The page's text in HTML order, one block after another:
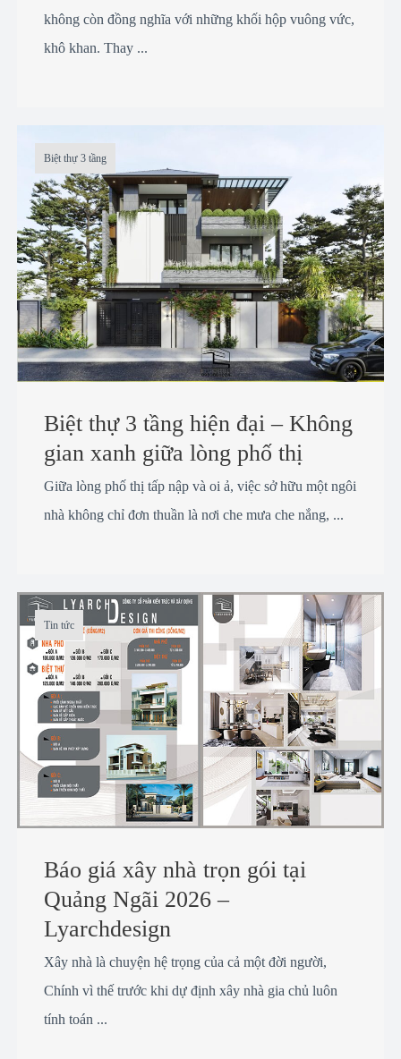
không còn đồng nghĩa với những khối hộp vuông vức,
khô khan. Thay ...
Biệt thự 3 tầng
Biệt thự 3 tầng hiện đại – Không
gian xanh giữa lòng phố thị
Giữa lòng phố thị tấp nập và oi ả, việc sở hữu một ngôi
nhà không chỉ đơn thuần là nơi che mưa che nắng, ...
Tin tức
Báo giá xây nhà trọn gói tại
Quảng Ngãi 2026 –
Lyarchdesign
Xây nhà là chuyện hệ trọng của cả một đời người,
Chính vì thế trước khi dự định xây nhà gia chủ luôn
tính toán ...